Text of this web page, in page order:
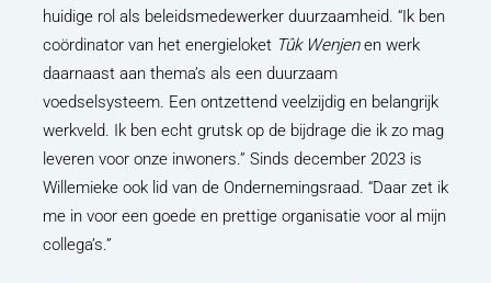
huidige rol als beleidsmedewerker duurzaamheid. “Ik ben
coördinator van het energieloket Tûk Wenjenen werk
daarnaast aan thema’s als een duurzaam
voedselsysteem. Een ontzettend veelzijdig en belangrijk
werkveld. Ik ben echt grutsk op de bijdrage die ik zo mag
leveren voor onze inwoners.” Sinds december 2023 is
Willemieke ook lid van de Ondernemingsraad. “Daar zet ik
me in voor een goede en prettige organisatie voor al mijn
collega’s.”